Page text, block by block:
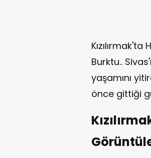
Burktu..
yaşamını
önce gittiği